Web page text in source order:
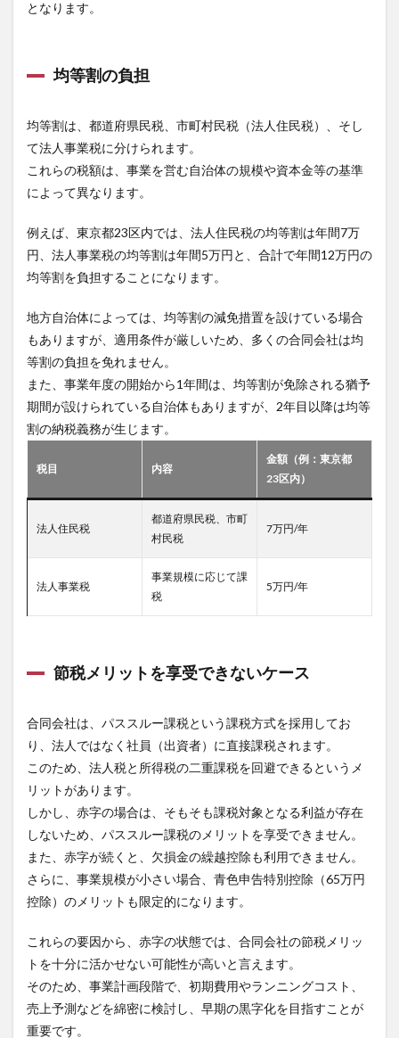
となります。
均等割の負担
均等割は、都道府県民税、市町村民税（法人住民税）、そし
て法人事業税に分けられます。
これらの税額は、事業を営む自治体の規模や資本金等の基準
によって異なります。
例えば、東京都23区内では、法人住民税の均等割は年間7万
円、法人事業税の均等割は年間5万円と、合計で年間12万円の
均等割を負担することになります。
地方自治体によっては、均等割の減免措置を設けている場合
もありますが、適用条件が厳しいため、多くの合同会社は均
等割の負担を免れません。
また、事業年度の開始から1年間は、均等割が免除される猶予
期間が設けられている自治体もありますが、2年目以降は均等
割の納税義務が生じます。
税目 内容
金額（例：東京都
23区内）
法人住民税
都道府県民税、市町
村民税
7万円/年
法人事業税
事業規模に応じて課
税
5万円/年
節税メリットを享受できないケース
合同会社は、パススルー課税という課税方式を採用してお
り、法人ではなく社員（出資者）に直接課税されます。
このため、法人税と所得税の二重課税を回避できるというメ
リットがあります。
しかし、赤字の場合は、そもそも課税対象となる利益が存在
しないため、パススルー課税のメリットを享受できません。
また、赤字が続くと、欠損金の繰越控除も利用できません。
さらに、事業規模が小さい場合、青色申告特別控除（65万円
控除）のメリットも限定的になります。
これらの要因から、赤字の状態では、合同会社の節税メリッ
トを十分に活かせない可能性が高いと言えます。
そのため、事業計画段階で、初期費用やランニングコスト、
売上予測などを綿密に検討し、早期の黒字化を目指すことが
重要です。